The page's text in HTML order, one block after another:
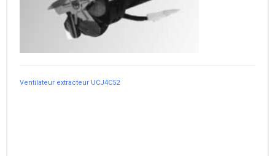
Ventilateur extracteur UCJ4C52